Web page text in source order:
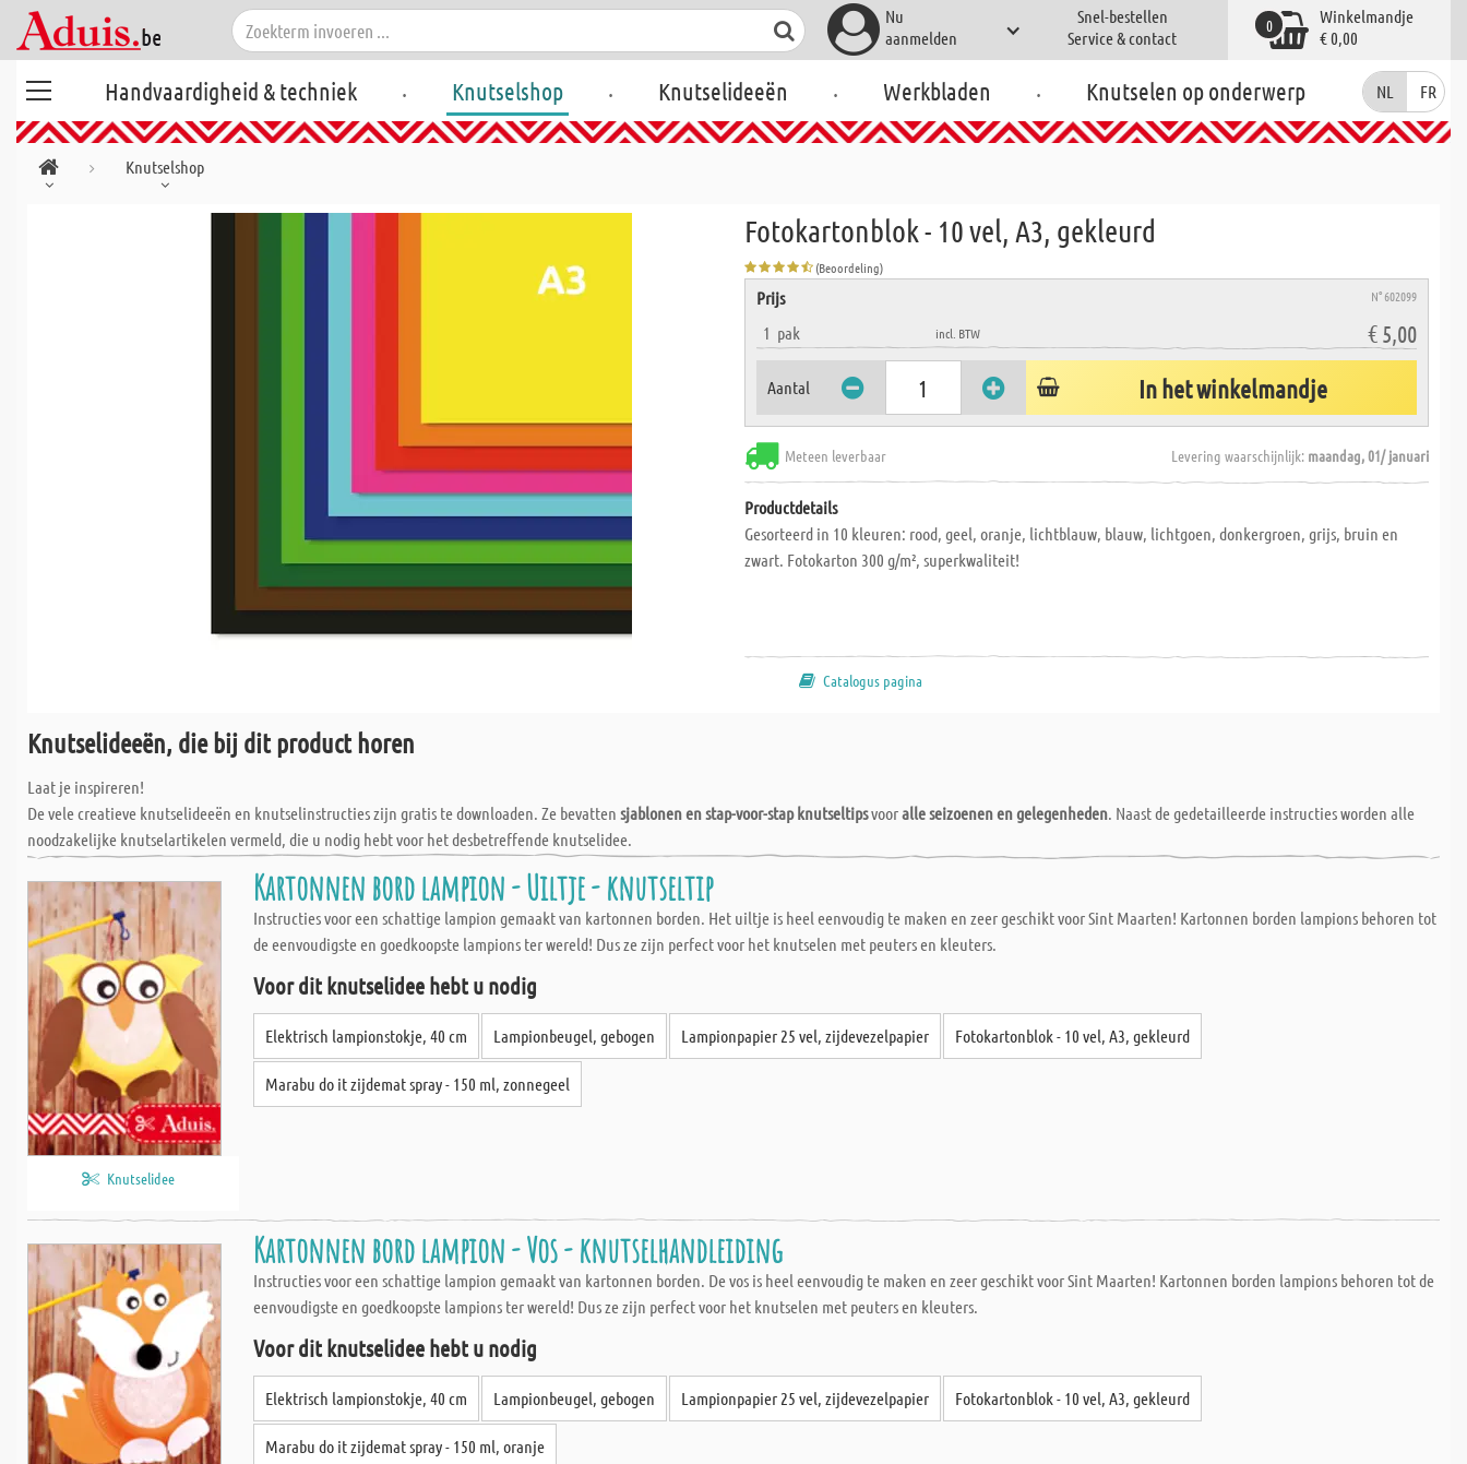
Nu
aanmelden
Snel-bestellen
Service & contact
Winkelmandje
€ 0,00
0
Handvaardigheid & techniek . Knutselshop . Knutselideeën . Werkbladen . Knutselen op onderwerp NL FR
Knutselshop
Fotokartonblok - 10 vel, A3, gekleurd
(Beoordeling)
Prijs N° 602099
1 pak incl. BTW € 5,00
Aantal In het winkelmandje
Meteen leverbaar Levering waarschijnlijk: maandag, 01/ januari
Productdetails
Gesorteerd in 10 kleuren: rood, geel, oranje, lichtblauw, blauw, lichtgoen, donkergroen, grijs, bruin en
zwart. Fotokarton 300 g/m², superkwaliteit!
Catalogus pagina
Knutselideeën, die bij dit product horen
Laat je inspireren!
De vele creatieve knutselideeën en knutselinstructies zijn gratis te downloaden. Ze bevatten sjablonen en stap-voor-stap knutseltipsvooralle seizoenen en gelegenheden. Naast de gedetailleerde instructies worden alle
noodzakelijke knutselartikelen vermeld, die u nodig hebt voor het desbetreffende knutselidee.
Knutselidee
Kartonnen bord lampion - Uiltje - knutseltip
Instructies voor een schattige lampion gemaakt van kartonnen borden. Het uiltje is heel eenvoudig te maken en zeer geschikt voor Sint Maarten! Kartonnen borden lampions behoren tot
de eenvoudigste en goedkoopste lampions ter wereld! Dus ze zijn perfect voor het knutselen met peuters en kleuters.
Voor dit knutselidee hebt u nodig
Elektrisch lampionstokje, 40 cm Lampionbeugel, gebogen Lampionpapier 25 vel, zijdevezelpapier Fotokartonblok - 10 vel, A3, gekleurd
Marabu do it zijdemat spray - 150 ml, zonnegeel
Kartonnen bord lampion - Vos - knutselhandleiding
Instructies voor een schattige lampion gemaakt van kartonnen borden. De vos is heel eenvoudig te maken en zeer geschikt voor Sint Maarten! Kartonnen borden lampions behoren tot de
eenvoudigste en goedkoopste lampions ter wereld! Dus ze zijn perfect voor het knutselen met peuters en kleuters.
Voor dit knutselidee hebt u nodig
Elektrisch lampionstokje, 40 cm Lampionbeugel, gebogen Lampionpapier 25 vel, zijdevezelpapier Fotokartonblok - 10 vel, A3, gekleurd
Marabu do it zijdemat spray - 150 ml, oranje